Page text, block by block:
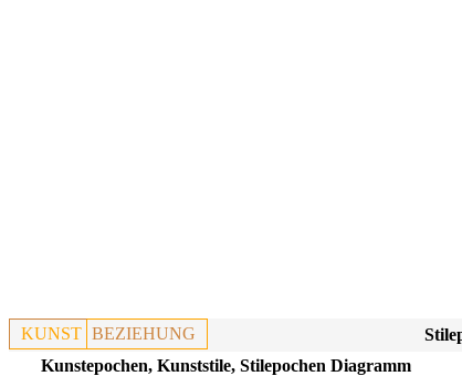
KUNST BEZIEHUNG
Kunstepochen, Kunststile, Stilepochen Diagramm